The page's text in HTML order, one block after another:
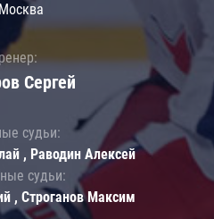
Сергей
судьи:
, Раводин Алексей
судьи:
, Строганов Максим